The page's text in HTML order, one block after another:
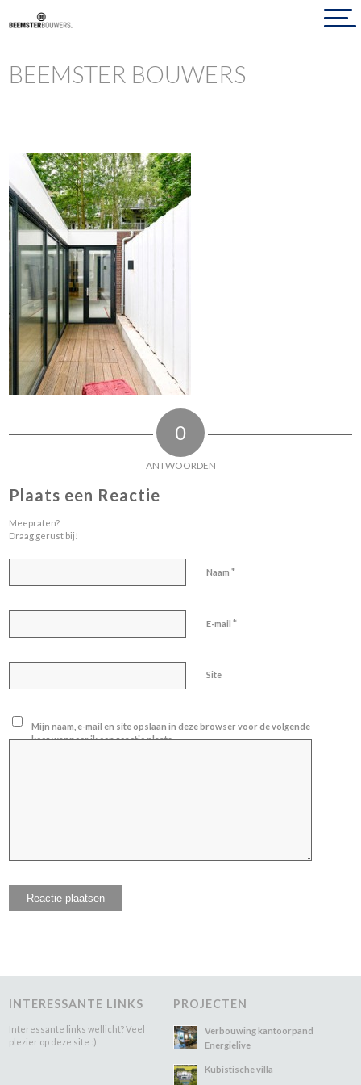
BEEMSTER BOUWERS
0
ANTWOORDEN
Plaats een Reactie
Meepraten?
Draag gerust bij!
Naam*
E-mail*
Site
Mijn naam, e-mail en site opslaan in deze browser voor de volgende
keer wanneer ik een reactie plaats.
INTERESSANTE LINKS
Interessante links wellicht? Veel
plezier op deze site :)
PROJECTEN
Verbouwing kantoorpand
Energielive
Kubistische villa